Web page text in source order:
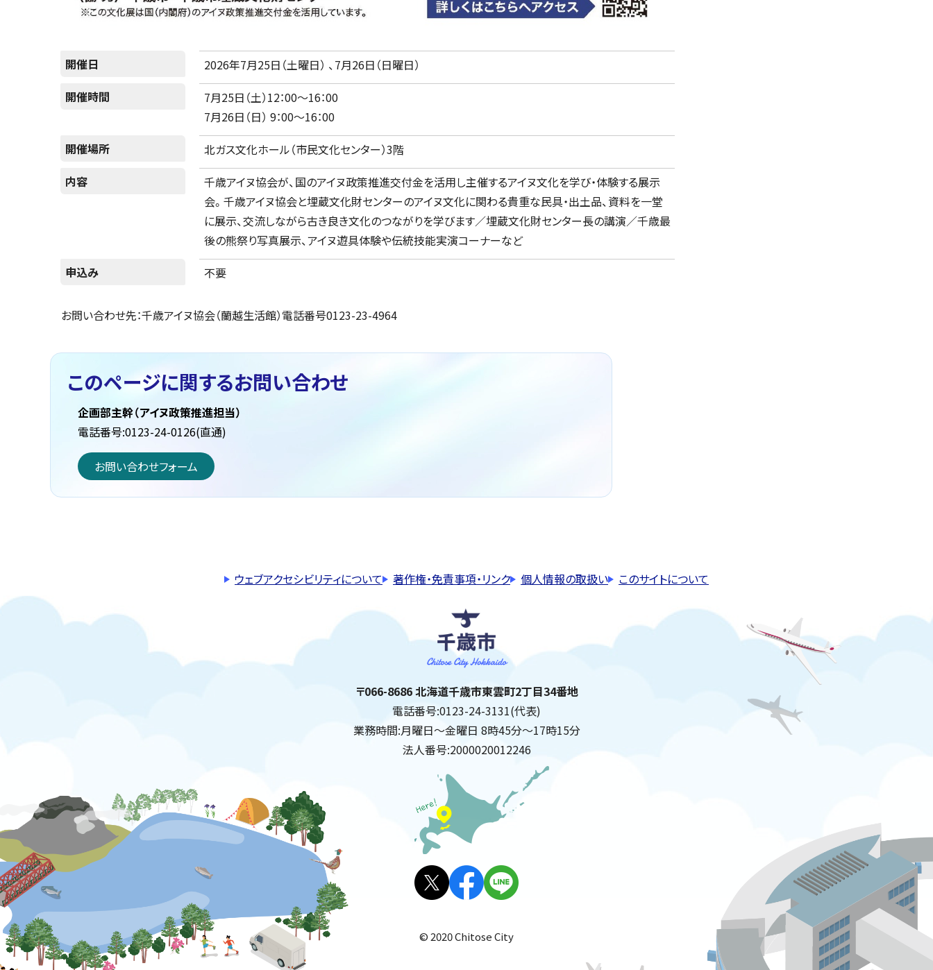
開催日
2026年7月25日（土曜日） 、7月26日（日曜日）
開催時間
7月25日（土）12：00～16：00
7月26日（日） 9：00～16：00
開催場所
北ガス文化ホール（市民文化センター）3階
内容
千歳アイヌ協会が、国のアイヌ政策推進交付金を活用し主催するアイヌ文化を学び・体験する展示
会。千歳アイヌ協会と埋蔵文化財センターのアイヌ文化に関わる貴重な民具・出土品、資料を一堂
に展示、交流しながら古き良き文化のつながりを学びます／埋蔵文化財センター長の講演／千歳最
後の熊祭り写真展示、アイヌ遊具体験や伝統技能実演コーナーなど
申込み
不要
お問い合わせ先：千歳アイヌ協会（蘭越生活館）電話番号0123-23-4964
このページに関するお問い合わせ
企画部主幹（アイヌ政策推進担当）
電話番号:0123-24-0126(直通)
お問い合わせフォーム
ウェブアクセシビリティについて 著作権・免責事項・リンク 個人情報の取扱い このサイトについて
千歳市
住所:
〒066-8686 北海道千歳市東雲町2丁目34番地
電話番号:0123-24-3131(代表)
業務時間:月曜日～金曜日 8時45分～17時15分
法人番号:2000020012246
公式SNS
er)
© 2020 Chitose City